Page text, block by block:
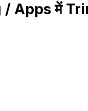
/ Apps में